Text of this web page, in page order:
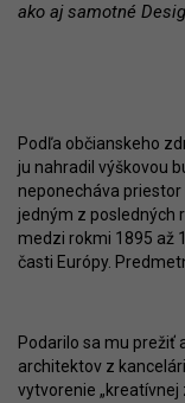
ako aj samotné
Podľa občianskeho
ju nahradil výškovou
neponecháva
jedným z posledných
medzi rokmi 1895 až
časti Európy.
Podarilo sa mu prežiť
architektov z
vytvorenie